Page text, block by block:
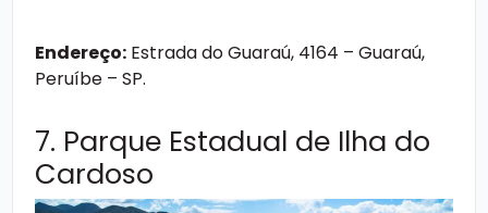
Endereço: Estrada do Guaraú, 4164 – Guaraú,
Peruíbe – SP.
7. Parque Estadual de Ilha do
Cardoso